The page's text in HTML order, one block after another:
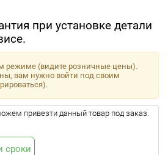
при установке детали
режиме (видите розничные цены).
вам нужно войти под своим
привезти данный товар под заказ.
сроки